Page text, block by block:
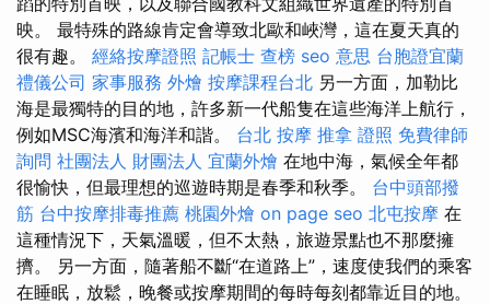
映。 最特殊的路線肯定會導致北歐和峽灣，這在夏天真的
很有趣。 經絡按摩證照 記帳士 查榜 seo 意思 台胞證宜蘭
禮儀公司 家事服務 外燴 按摩課程台北 另一方面，加勒比
海是最獨特的目的地，許多新一代船隻在這些海洋上航行，
例如MSC海濱和海洋和諧。 台北 按摩 推拿 證照 免費律師
詢問 社團法人 財團法人 宜蘭外燴 在地中海，氣候全年都
很愉快，但最理想的巡遊時期是春季和秋季。 台中頭部撥
筋 台中按摩排毒推薦 桃園外燴 on page seo 北屯按摩 在
這種情況下，天氣溫暖，但不太熱，旅遊景點也不那麼擁
擠。 另一方面，隨著船不斷“在道路上”，速度使我們的乘客
在睡眠，放鬆，晚餐或按摩期間的每時每刻都靠近目的地。